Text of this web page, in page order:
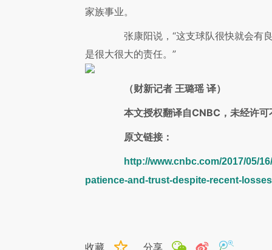
家族事业。
张康阳说，“这支球队很快就会有良
是很大很大的责任。”
（财新记者 王璐瑶 译）
本文授权翻译自CNBC，未经许可
原文链接：
http://www.cnbc.com/2017/05/
patience-and-trust-despite-recent-
收藏 分享